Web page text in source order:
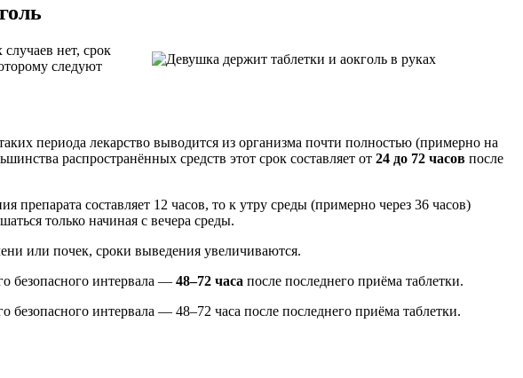
нет, срок
следуют
периода лекарство выводится из организма почти полностью (примерно на
распространённых средств этот срок составляет от 24 до 72 часов после
составляет 12 часов, то к утру среды (примерно через 36 часов)
только начиная с вечера среды.
или почек, сроки выведения увеличиваются.
безопасного интервала — 48–72 часа после последнего приёма таблетки.
интервала — 48–72 часа после последнего приёма таблетки.